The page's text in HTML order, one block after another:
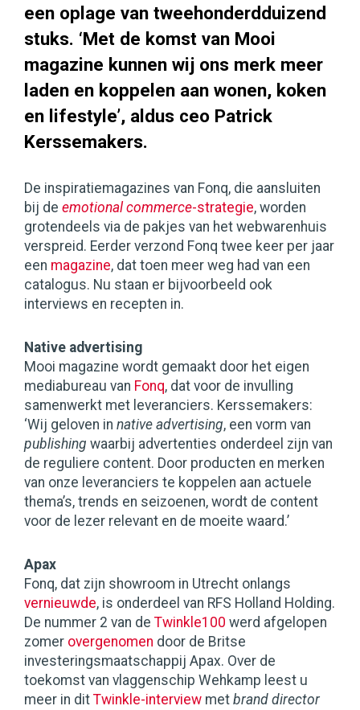
een oplage van tweehonderdduizend
stuks. ‘Met de komst van Mooi
magazine kunnen wij ons merk meer
laden en koppelen aan wonen, koken
en lifestyle’, aldus ceo Patrick
Kerssemakers.
De inspiratiemagazines van Fonq, die aansluiten
bij de emotional commerce-strategie, worden
grotendeels via de pakjes van het webwarenhuis
verspreid. Eerder verzond Fonq twee keer per jaar
een magazine, dat toen meer weg had van een
catalogus. Nu staan er bijvoorbeeld ook
interviews en recepten in.
Native advertising
Mooi magazine wordt gemaakt door het eigen
mediabureau van Fonq, dat voor de invulling
samenwerkt met leveranciers. Kerssemakers:
‘Wij geloven in native advertising, een vorm van
publishing waarbij advertenties onderdeel zijn van
de reguliere content. Door producten en merken
van onze leveranciers te koppelen aan actuele
thema’s, trends en seizoenen, wordt de content
voor de lezer relevant en de moeite waard.’
Apax
Fonq, dat zijn showroom in Utrecht onlangs
vernieuwde, is onderdeel van RFS Holland Holding.
De nummer 2 van de Twinkle100 werd afgelopen
zomer overgenomen door de Britse
investeringsmaatschappij Apax. Over de
toekomst van vlaggenschip Wehkamp leest u
meer in dit Twinkle-interview met brand director